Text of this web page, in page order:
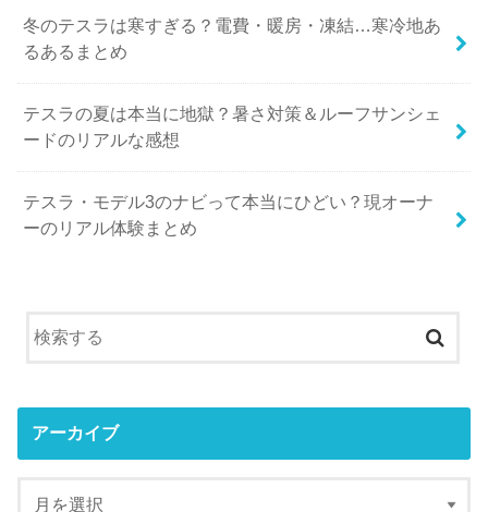
冬のテスラは寒すぎる？電費・暖房・凍結…寒冷地あ
るあるまとめ
テスラの夏は本当に地獄？暑さ対策＆ルーフサンシェ
ードのリアルな感想
テスラ・モデル3のナビって本当にひどい？現オーナ
ーのリアル体験まとめ
アーカイブ